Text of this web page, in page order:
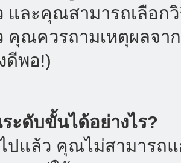
และคุณสามารถเลือก
คุณควรถามเหตุผลจา
ดีพอ!)
ะดับขั้นได้อย่างไร?
ปแล้ว คุณไม่สามารถ